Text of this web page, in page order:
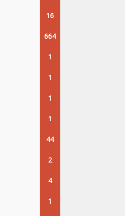
16
664
1
1
1
1
44
2
4
1